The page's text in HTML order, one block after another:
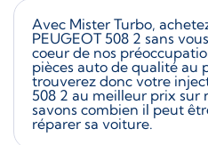
Avec Mister Turbo,
PEUGEOT 508 2 sans
coeur de nos
pièces auto de qualité au
trouverez donc votre
508 2 au meilleur prix sur
savons combien il peut
réparer sa voiture.